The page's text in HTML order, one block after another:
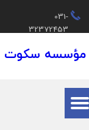
031-
32372453
حساب کاربری من
تغییر گذر واژه
سفارشات
خروج از حساب کاربری
مؤسسه سکوت